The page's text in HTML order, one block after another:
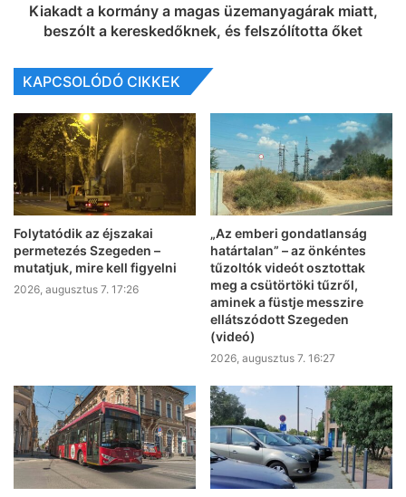
Kiakadt a kormány a magas üzemanyagárak miatt,
beszólt a kereskedőknek, és felszólította őket
KAPCSOLÓDÓ CIKKEK
Folytatódik az éjszakai
permetezés Szegeden –
mutatjuk, mire kell figyelni
2026, augusztus 7. 17:26
„Az emberi gondatlanság
határtalan” – az önkéntes
tűzoltók videót osztottak
meg a csütörtöki tűzről,
aminek a füstje messzire
ellátszódott Szegeden
(videó)
2026, augusztus 7. 16:27